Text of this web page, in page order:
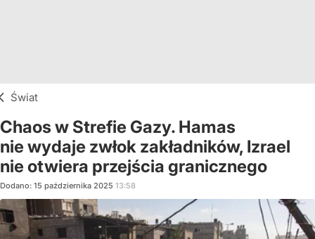
Świat
Chaos w Strefie Gazy. Hamas
nie wydaje zwłok zakładników, Izrael
nie otwiera przejścia granicznego
Dodano: 15 października 2025 13:58